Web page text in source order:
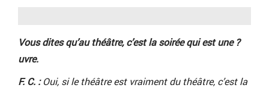
Vous dites qu’au théâtre, c’est la soirée qui est une ?
uvre.
F. C. :Oui, si le théâtre est vraiment du théâtre, c’est la